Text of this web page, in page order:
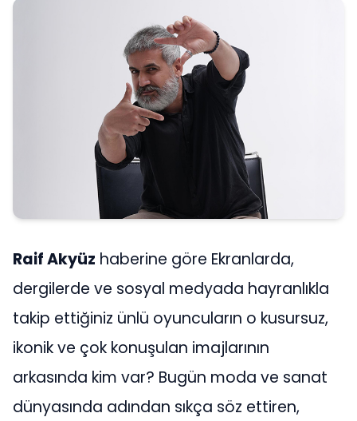
Raif Akyüz haberine göre Ekranlarda,
dergilerde ve sosyal medyada hayranlıkla
takip ettiğiniz ünlü oyuncuların o kusursuz,
ikonik ve çok konuşulan imajlarının
arkasında kim var? Bugün moda ve sanat
dünyasında adından sıkça söz ettiren,